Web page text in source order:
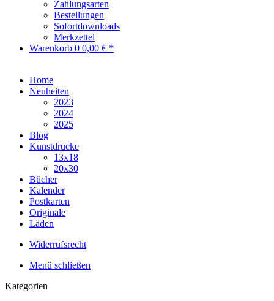
Zahlungsarten
Bestellungen
Sofortdownloads
Merkzettel
Warenkorb 0 0,00 € *
Home
Neuheiten
2023
2024
2025
Blog
Kunstdrucke
13x18
20x30
Bücher
Kalender
Postkarten
Originale
Läden
Widerrufsrecht
Menü schließen
Kategorien